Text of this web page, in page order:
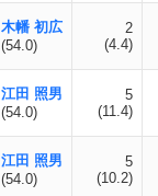
木幡 初広
(54.0)
2
(4.4)
江田 照男
(54.0)
5
(11.4)
江田 照男
(54.0)
5
(10.2)